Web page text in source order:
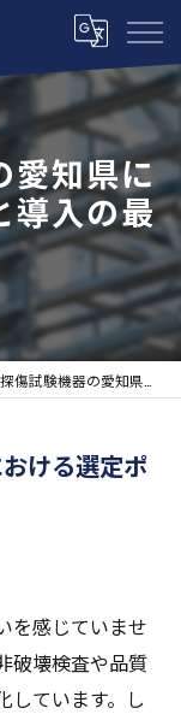
愛知県に
導入の最
器の愛知県における選定ポイントと導入の最新動向
ける選定ポ
を感じていませ
破壊検査や品質
しています。し